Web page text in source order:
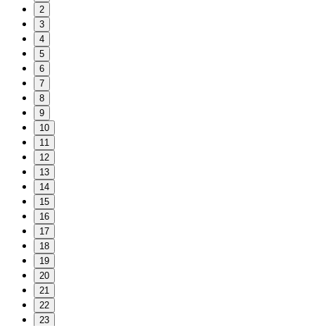
2
3
4
5
6
7
8
9
10
11
12
13
14
15
16
17
18
19
20
21
22
23